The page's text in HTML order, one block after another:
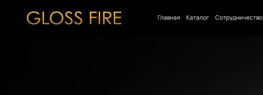
Главная Каталог Сотрудничество